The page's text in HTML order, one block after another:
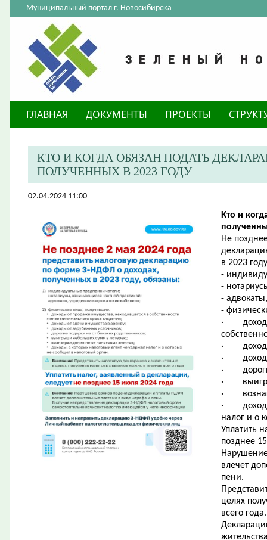
Муниципальный портал г. Новосибирска
ГЛАВНАЯ ДОКУМЕНТЫ ПРОЕКТЫ
​КТО И КОГДА ОБЯЗАН ПОДАТЬ
ПОЛУЧЕННЫХ В 2023 ГОДУ
02.04.2024 11:00
Кто и
Не
в 2023
-
-
-
-
·
·
·
·
·
·
·
налог и о
Уплатить
позднее
влечет
пени.
целях
всего года.